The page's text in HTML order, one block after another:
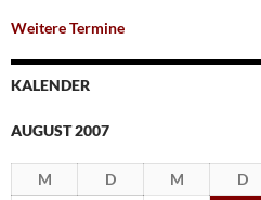
Weitere Termine
KALENDER
AUGUST 2007
M D M D